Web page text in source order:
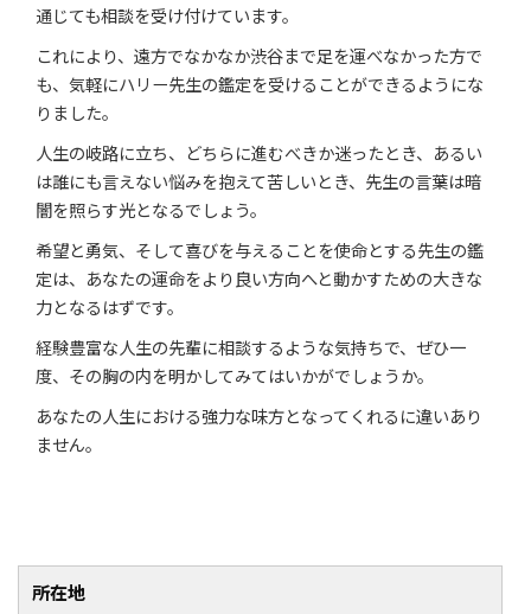
通じても相談を受け付けています。
これにより、遠方でなかなか渋谷まで足を運べなかった方で
も、気軽にハリー先生の鑑定を受けることができるようにな
りました。
人生の岐路に立ち、どちらに進むべきか迷ったとき、あるい
は誰にも言えない悩みを抱えて苦しいとき、先生の言葉は暗
闇を照らす光となるでしょう。
希望と勇気、そして喜びを与えることを使命とする先生の鑑
定は、あなたの運命をより良い方向へと動かすための大きな
力となるはずです。
経験豊富な人生の先輩に相談するような気持ちで、ぜひ一
度、その胸の内を明かしてみてはいかがでしょうか。
あなたの人生における強力な味方となってくれるに違いあり
ません。
所在地